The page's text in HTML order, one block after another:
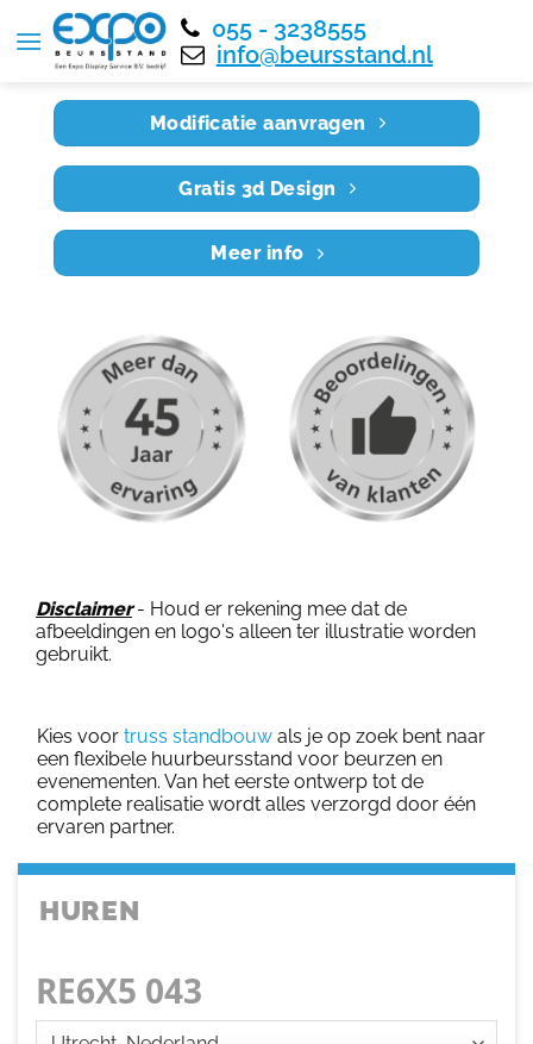
055 - 3238555
info@beursstand.nl
Home RE6X5 043
Modificatie aanvragen
Gratis 3d Design
Meer info
Disclaimer- Houd er rekening mee dat de
afbeeldingen en logo's alleen ter illustratie worden
gebruikt.
Kies voor truss standbouw als je op zoek bent naar
een flexibele huurbeursstand voor beurzen en
evenementen. Van het eerste ontwerp tot de
complete realisatie wordt alles verzorgd door één
ervaren partner.
HUREN
RE6X5 043